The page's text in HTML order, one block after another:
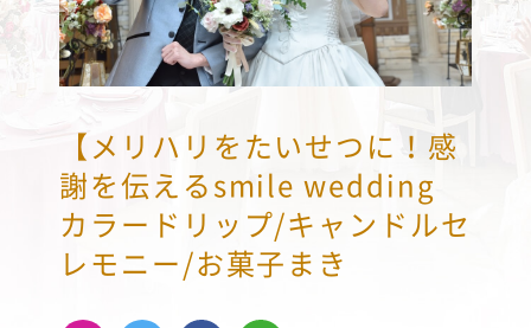
【メリハリをたいせつに！感
謝を伝えるsmile wedding
カラードリップ/キャンドルセ
レモニー/お菓子まき